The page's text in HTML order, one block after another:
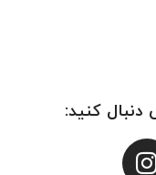
دنبال کنید: